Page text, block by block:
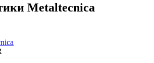
Metaltecnica